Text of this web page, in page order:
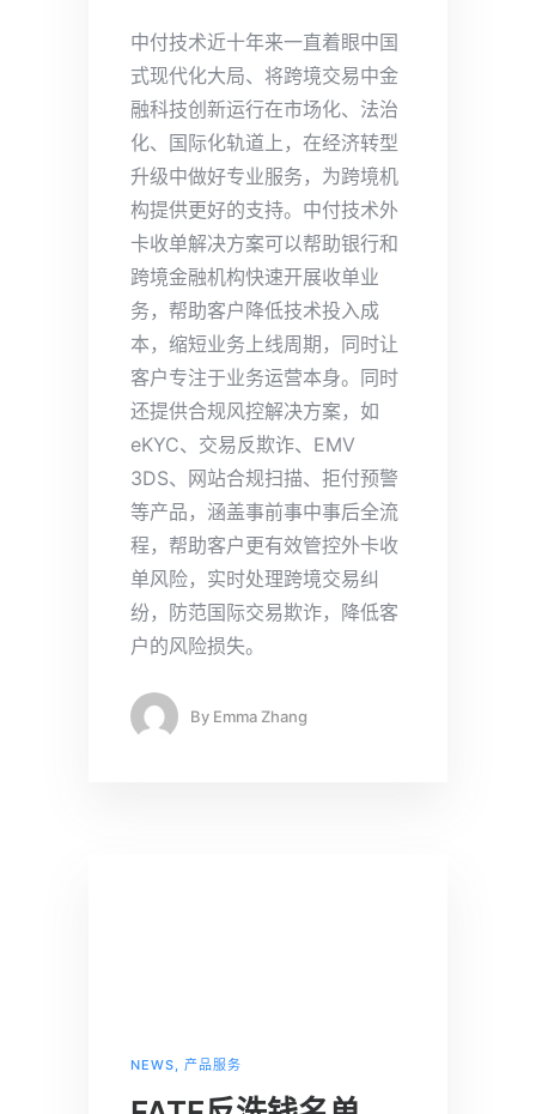
中付技术近十年来一直着眼中国
式现代化大局、将跨境交易中金
融科技创新运行在市场化、法治
化、国际化轨道上，在经济转型
升级中做好专业服务，为跨境机
构提供更好的支持。中付技术外
卡收单解决方案可以帮助银行和
跨境金融机构快速开展收单业
务，帮助客户降低技术投入成
本，缩短业务上线周期，同时让
客户专注于业务运营本身。同时
还提供合规风控解决方案，如
eKYC、交易反欺诈、EMV
3DS、网站合规扫描、拒付预警
等产品，涵盖事前事中事后全流
程，帮助客户更有效管控外卡收
单风险，实时处理跨境交易纠
纷，防范国际交易欺诈，降低客
户的风险损失。
By Emma Zhang
NEWS, 产品服务